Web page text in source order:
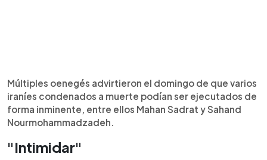
Múltiples oenegés advirtieron el domingo de que varios
iraníes condenados a muerte podían ser ejecutados de
forma inminente, entre ellos Mahan Sadrat y Sahand
Nourmohammadzadeh.
"Intimidar"